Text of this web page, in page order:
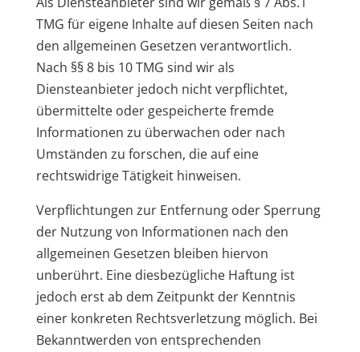
TMG für eigene Inhalte auf diesen Seiten nach
den allgemeinen Gesetzen verantwortlich.
Nach §§ 8 bis 10 TMG sind wir als
Diensteanbieter jedoch nicht verpflichtet,
übermittelte oder gespeicherte fremde
Informationen zu überwachen oder nach
Umständen zu forschen, die auf eine
rechtswidrige Tätigkeit hinweisen.
Verpflichtungen zur Entfernung oder Sperrung
der Nutzung von Informationen nach den
allgemeinen Gesetzen bleiben hiervon
unberührt. Eine diesbezügliche Haftung ist
jedoch erst ab dem Zeitpunkt der Kenntnis
einer konkreten Rechtsverletzung möglich. Bei
Bekanntwerden von entsprechenden